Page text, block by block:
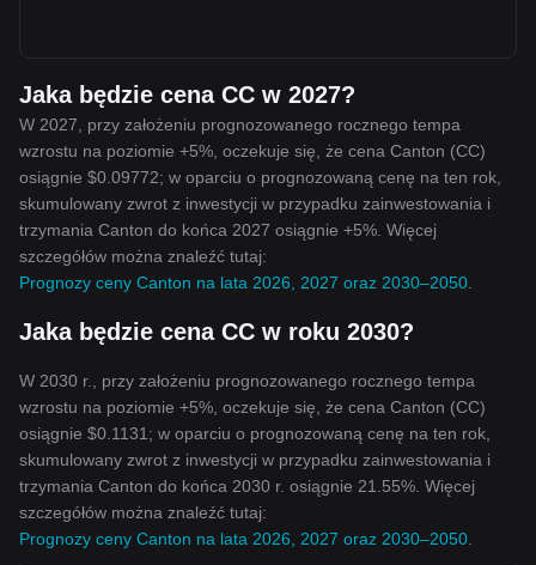
Jaka będzie cena CC w 2027?
W 2027, przy założeniu prognozowanego rocznego tempa
wzrostu na poziomie +5%, oczekuje się, że cena Canton (CC)
osiągnie $0.09772; w oparciu o prognozowaną cenę na ten rok,
skumulowany zwrot z inwestycji w przypadku zainwestowania i
trzymania Canton do końca 2027 osiągnie +5%. Więcej
szczegółów można znaleźć tutaj:
Prognozy ceny Canton na lata 2026, 2027 oraz 2030–2050
Jaka będzie cena CC w roku 2030?
W 2030 r., przy założeniu prognozowanego rocznego tempa
wzrostu na poziomie +5%, oczekuje się, że cena Canton (CC)
osiągnie $0.1131; w oparciu o prognozowaną cenę na ten rok,
skumulowany zwrot z inwestycji w przypadku zainwestowania i
trzymania Canton do końca 2030 r. osiągnie 21.55%. Więcej
szczegółów można znaleźć tutaj:
Prognozy ceny Canton na lata 2026, 2027 oraz 2030–2050